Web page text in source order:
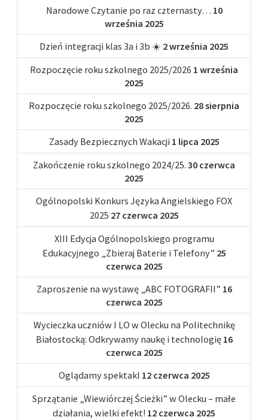
Narodowe Czytanie po raz czternasty… 10
września 2025
Dzień integracji klas 3a i 3b ☀️ 2 września 2025
Rozpoczęcie roku szkolnego 2025/2026 1 września
2025
Rozpoczęcie roku szkolnego 2025/2026. 28 sierpnia
2025
Zasady Bezpiecznych Wakacji 1 lipca 2025
Zakończenie roku szkolnego 2024/25. 30 czerwca
2025
Ogólnopolski Konkurs Języka Angielskiego FOX
2025 27 czerwca 2025
XIII Edycja Ogólnopolskiego programu
Edukacyjnego „Zbieraj Baterie i Telefony” 25
czerwca 2025
Zaproszenie na wystawę „ABC FOTOGRAFII” 16
czerwca 2025
Wycieczka uczniów I LO w Olecku na Politechnikę
Białostocką: Odkrywamy naukę i technologię 16
czerwca 2025
Oglądamy spektakl 12 czerwca 2025
Sprzątanie „Wiewiórczej Ścieżki” w Olecku – małe
działania, wielki efekt! 12 czerwca 2025